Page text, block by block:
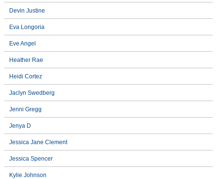
Devin Justine
Eva Longoria
Eve Angel
Heather Rae
Heidi Cortez
Jaclyn Swedberg
Jenni Gregg
Jenya D
Jessica Jane Clement
Jessica Spencer
Kylie Johnson